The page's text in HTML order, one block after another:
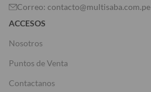
Correo: contacto@multisaba.com.pe
ACCESOS
Nosotros
Puntos de Venta
Contactanos